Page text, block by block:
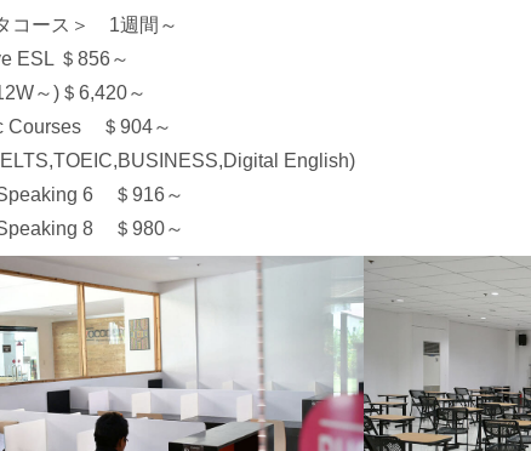
大講義室(カンファレン
校 施設概要】
2004年
資本
380名
単独は満15歳以上、親子留コースは7歳－14歳